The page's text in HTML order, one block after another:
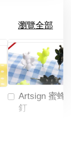
瀏覽全部
Artsign 蜜蜂
釘